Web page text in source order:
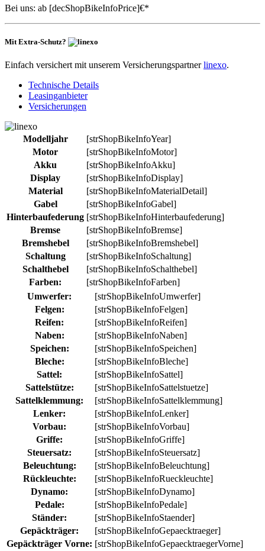
Bei uns: ab [decShopBikeInfoPrice]€*
Mit Extra-Schutz?
Einfach versichert mit unserem Versicherungspartnerlinexo.
Technische Details
Leasinganbieter
Versicherungen
Modelljahr
[strShopBikeInfoYear]
Motor
[strShopBikeInfoMotor]
Akku
[strShopBikeInfoAkku]
Display
[strShopBikeInfoDisplay]
Material
[strShopBikeInfoMaterialDetail]
Gabel
[strShopBikeInfoGabel]
Hinterbaufederung [strShopBikeInfoHinterbaufederung]
Bremse
[strShopBikeInfoBremse]
Bremshebel
[strShopBikeInfoBremshebel]
Schaltung
[strShopBikeInfoSchaltung]
Schalthebel
[strShopBikeInfoSchalthebel]
Farben:
[strShopBikeInfoFarben]
Umwerfer:
[strShopBikeInfoUmwerfer]
Felgen:
[strShopBikeInfoFelgen]
Reifen:
[strShopBikeInfoReifen]
Naben:
[strShopBikeInfoNaben]
Speichen:
[strShopBikeInfoSpeichen]
Bleche:
[strShopBikeInfoBleche]
Sattel:
[strShopBikeInfoSattel]
Sattelstütze:
[strShopBikeInfoSattelstuetze]
Sattelklemmung:
[strShopBikeInfoSattelklemmung]
Lenker:
[strShopBikeInfoLenker]
Vorbau:
[strShopBikeInfoVorbau]
Griffe:
[strShopBikeInfoGriffe]
Steuersatz:
[strShopBikeInfoSteuersatz]
Beleuchtung:
[strShopBikeInfoBeleuchtung]
Rückleuchte:
[strShopBikeInfoRueckleuchte]
Dynamo:
[strShopBikeInfoDynamo]
Pedale:
[strShopBikeInfoPedale]
Ständer:
[strShopBikeInfoStaender]
Gepäckträger:
[strShopBikeInfoGepaecktraeger]
Gepäckträger Vorne: [strShopBikeInfoGepaecktraegerVorne]